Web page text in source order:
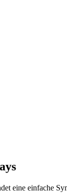
eine einfache